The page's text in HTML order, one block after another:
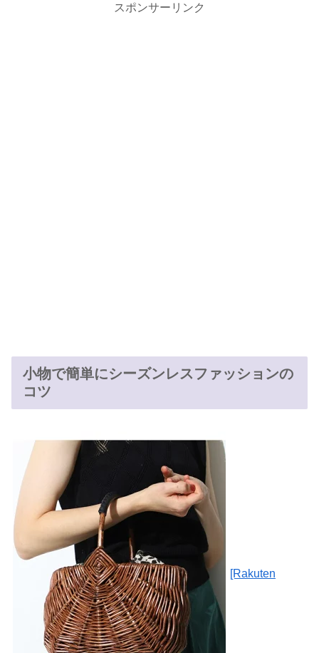
スポンサーリンク
小物で簡単にシーズンレスファッションの
コツ
[Rakuten